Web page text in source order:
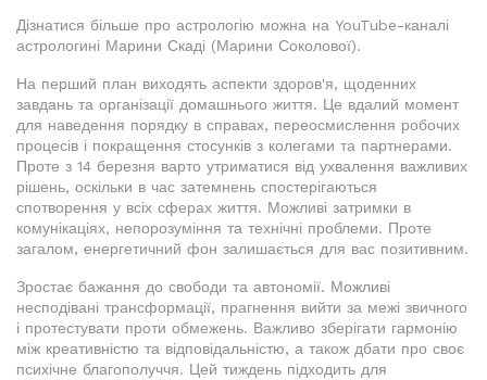
Дізнатися більше про астрологію можна на YouTube-каналі
астрологині Марини Скаді (Марини Соколової).
На перший план виходять аспекти здоров'я, щоденних
завдань та організації домашнього життя. Це вдалий момент
для наведення порядку в справах, переосмислення робочих
процесів і покращення стосунків з колегами та партнерами.
Проте з 14 березня варто утриматися від ухвалення важливих
рішень, оскільки в час затемнень спостерігаються
спотворення у всіх сферах життя. Можливі затримки в
комунікаціях, непорозуміння та технічні проблеми. Проте
загалом, енергетичний фон залишається для вас позитивним.
Зростає бажання до свободи та автономії. Можливі
несподівані трансформації, прагнення вийти за межі звичного
і протестувати проти обмежень. Важливо зберігати гармонію
між креативністю та відповідальністю, а також дбати про своє
психічне благополуччя. Цей тиждень підходить для